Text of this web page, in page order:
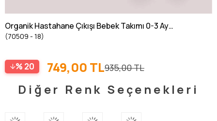
Organik Hastahane Çıkışı Bebek Takımı 0-3 Ay
İndigo Mavi
(70509 - 18)
20 935,00 TL
749,00 TL
Diğer Renk Seçenekleri